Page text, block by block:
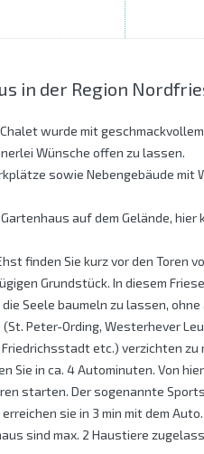
in der Region
wurde mit
Wünsche offen zu lassen.
sowie Nebengebäude mit
auf dem Gelände, hier
finden Sie kurz vor den Toren
Grundstück. In diesem
Seele baumeln zu lassen,
Peter-Ording, Westerhever
etc.) verzichten zu
Sie in ca. 4 Autominuten. Von
starten. Der sogenannte
sie in 3 min mit dem Auto.
sind max. 2 Haustiere